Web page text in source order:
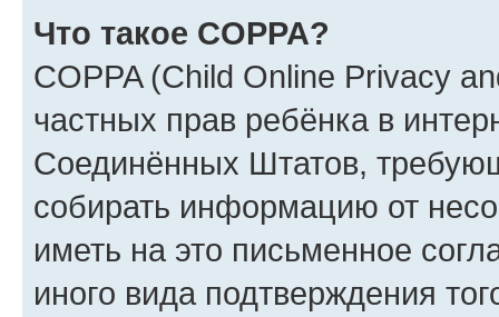
Что такое COPPA?
COPPA (Child Online Privacy
частных прав ребёнка в
Соединённых Штатов,
собирать информацию от
иметь на это письменное
иного вида подтверждения